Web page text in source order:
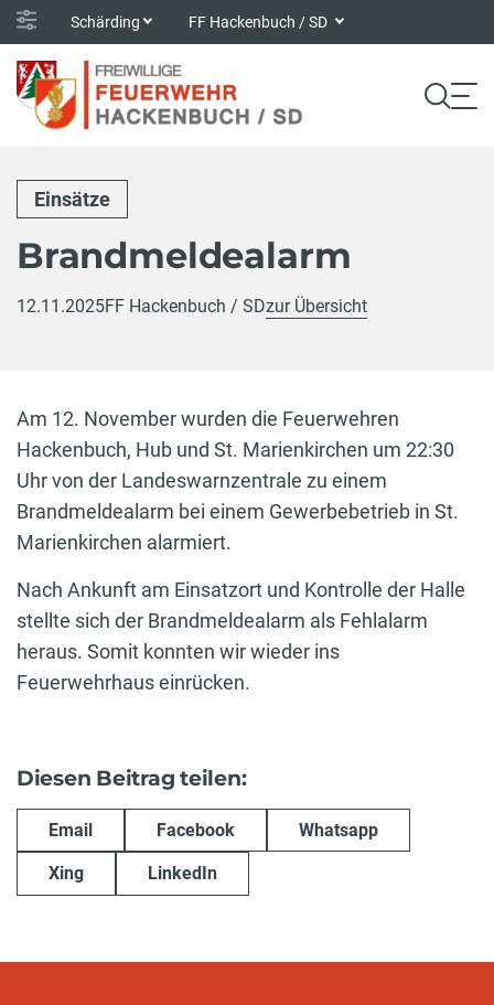
Schärding FF Hackenbuch / SD
Einsätze
Brandmeldealarm
12.11.2025FF Hackenbuch / SDzur Übersicht
Am 12. November wurden die Feuerwehren
Hackenbuch, Hub und St. Marienkirchen um 22:30
Uhr von der Landeswarnzentrale zu einem
Brandmeldealarm bei einem Gewerbebetrieb in St.
Marienkirchen alarmiert.
Nach Ankunft am Einsatzort und Kontrolle der Halle
stellte sich der Brandmeldealarm als Fehlalarm
heraus. Somit konnten wir wieder ins
Feuerwehrhaus einrücken.
Diesen Beitrag teilen:
Email Facebook Whatsapp
Xing LinkedIn